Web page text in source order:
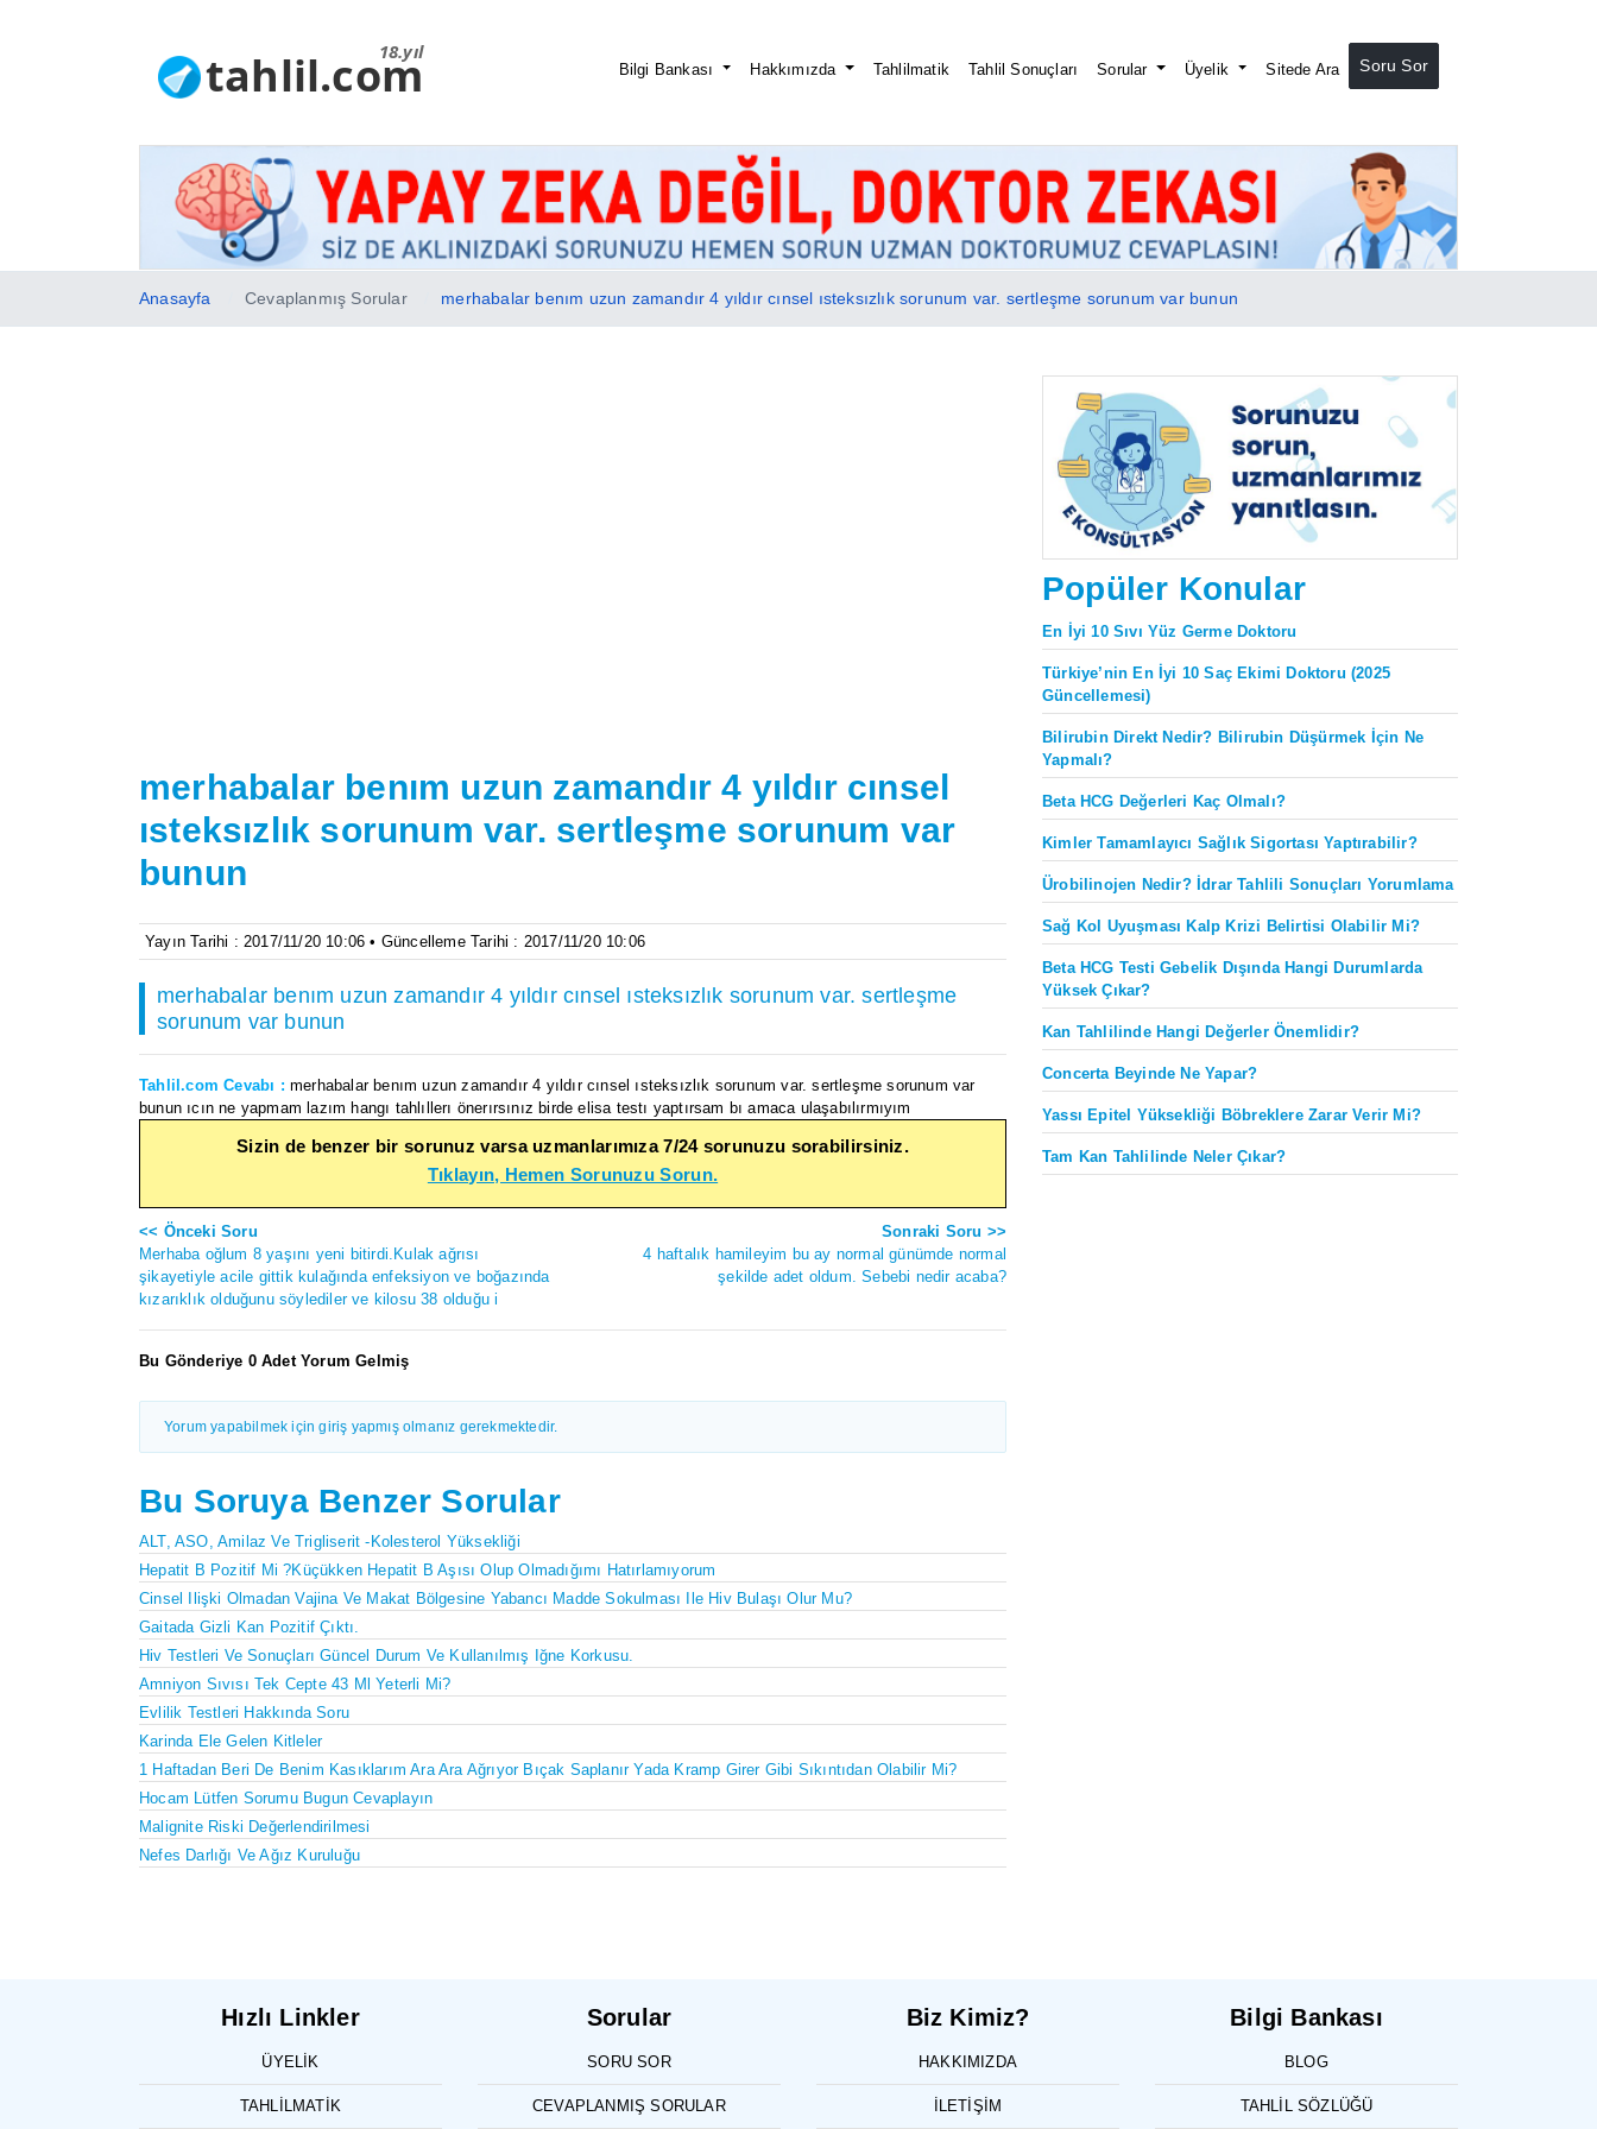
18.yıl
tahlil.com Bilgi Bankası Hakkımızda Tahlilmatik Tahlil Sonuçları Sorular Üyelik Sitede Ara Soru Sor
Anasayfa Cevaplanmış Sorular merhabalar benım uzun zamandır 4 yıldır cınsel ısteksızlık sorunum var. sertleşme sorunum var bunun
merhabalar benım uzun zamandır 4 yıldır cınsel
ısteksızlık sorunum var. sertleşme sorunum var
bunun
Yayın Tarihi : 2017/11/20 10:06 • Güncelleme Tarihi : 2017/11/20 10:06
merhabalar benım uzun zamandır 4 yıldır cınsel ısteksızlık sorunum var. sertleşme
sorunum var bunun
Tahlil.com Cevabı : merhabalar benım uzun zamandır 4 yıldır cınsel ısteksızlık sorunum var. sertleşme sorunum var
bunun ıcın ne yapmam lazım hangı tahlıllerı önerırsınız birde elisa testı yaptırsam bı amaca ulaşabılırmıyım
Sizin de benzer bir sorunuz varsa uzmanlarımıza 7/24 sorunuzu sorabilirsiniz.
Tıklayın, Hemen Sorunuzu Sorun.
<< Önceki Soru
Merhaba oğlum 8 yaşını yeni bitirdi.Kulak ağrısı
şikayetiyle acile gittik kulağında enfeksiyon ve boğazında
kızarıklık olduğunu söylediler ve kilosu 38 olduğu i
Sonraki Soru >>
4 haftalık hamileyim bu ay normal günümde normal
şekilde adet oldum. Sebebi nedir acaba?
Bu Gönderiye 0 Adet Yorum Gelmiş
Yorum yapabilmek için giriş yapmış olmanız gerekmektedir.
Bu Soruya Benzer Sorular
ALT, ASO, Amilaz Ve Trigliserit -kolesterol Yüksekliği
Hepatit B Pozitif Mi ?Küçükken Hepatit B Aşısı Olup Olmadığımı Hatırlamıyorum
Cinsel Ilişki Olmadan Vajina Ve Makat Bölgesine Yabancı Madde Sokulması Ile Hiv Bulaşı Olur Mu?
Gaitada Gizli Kan Pozitif Çıktı.
Hiv Testleri Ve Sonuçları Güncel Durum Ve Kullanılmış Iğne Korkusu.
Amniyon Sıvısı Tek Cepte 43 Ml Yeterli Mi?
Evlilik Testleri Hakkında Soru
Karinda Ele Gelen Kitleler
1 Haftadan Beri De Benim Kasıklarım Ara Ara Ağrıyor Bıçak Saplanır Yada Kramp Girer Gibi Sıkıntıdan Olabilir Mi?
Hocam Lütfen Sorumu Bugun Cevaplayın
Malignite Riski Değerlendirilmesi
Nefes Darlığı Ve Ağız Kuruluğu
Popüler Konular
En İyi 10 Sıvı Yüz Germe Doktoru
Türkiye’nin En İyi 10 Saç Ekimi Doktoru (2025
Güncellemesi)
Bilirubin Direkt Nedir? Bilirubin Düşürmek İçin Ne
Yapmalı?
Beta HCG Değerleri Kaç Olmalı?
Kimler Tamamlayıcı Sağlık Sigortası Yaptırabilir?
Ürobilinojen Nedir? İdrar Tahlili Sonuçları Yorumlama
Sağ Kol Uyuşması Kalp Krizi Belirtisi Olabilir Mi?
Beta HCG Testi Gebelik Dışında Hangi Durumlarda
Yüksek Çıkar?
Kan Tahlilinde Hangi Değerler Önemlidir?
Concerta Beyinde Ne Yapar?
Yassı Epitel Yüksekliği Böbreklere Zarar Verir Mi?
Tam Kan Tahlilinde Neler Çıkar?
Hızlı Linkler
ÜYELIK
TAHLILMATIK
Sorular
SORU SOR
CEVAPLANMIŞ SORULAR
Biz Kimiz?
HAKKIMIZDA
İLETIŞIM
Bilgi Bankası
BLOG
TAHLIL SÖZLÜĞÜ